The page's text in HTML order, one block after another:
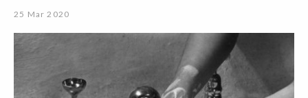
25 Mar 2020